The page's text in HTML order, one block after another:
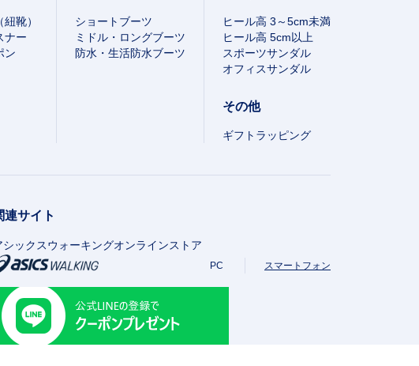
靴）
ナー
ン
ショートブーツ
ミドル・ロングブーツ
防水・生活防水ブーツ
ヒール高 3～5cm未満
ヒール高 5cm以上
スポーツサンダル
オフィスサンダル
その他
ギフトラッピング
連サイト
シックスウォーキングオンラインストア
PC スマートフォン